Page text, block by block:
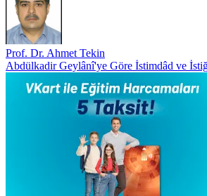
Prof. Dr. Ahmet Tekin
Abdülkadir Geylânî'ye Göre İstimdâd ve